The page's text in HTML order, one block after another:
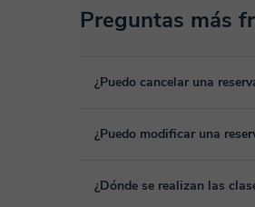
Preguntas más
¿Puedo cancelar una
Sí, puedes cancelar una
¿Puedo modificar una
Sí, siempre puede surgir
¿Dónde se realizan las